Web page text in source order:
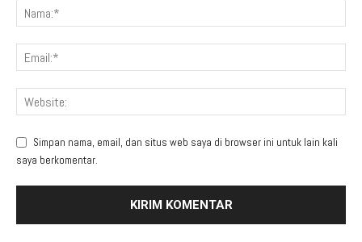
Simpan nama, email, dan situs web saya di browser ini untuk lain kali
saya berkomentar.